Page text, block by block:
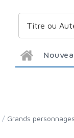
/ Grands personnages